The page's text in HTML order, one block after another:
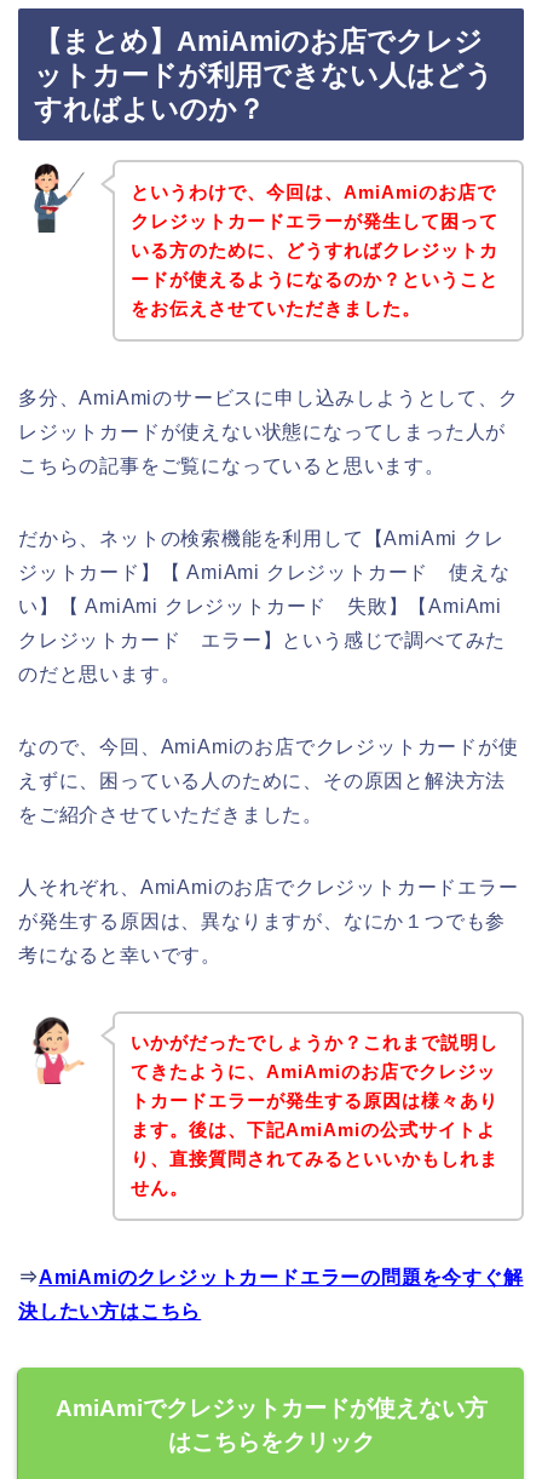
【まとめ】AmiAmiのお店でクレジ
ットカードが利用できない人はどう
すればよいのか？
というわけで、今回は、AmiAmiのお店で
クレジットカードエラーが発生して困って
いる方のために、どうすればクレジットカ
ードが使えるようになるのか？ということ
をお伝えさせていただきました。
多分、AmiAmiのサービスに申し込みしようとして、ク
レジットカードが使えない状態になってしまった人が
こちらの記事をご覧になっていると思います。
だから、ネットの検索機能を利用して【AmiAmi クレ
ジットカード】【 AmiAmi クレジットカード 使えな
い】【 AmiAmi クレジットカード 失敗】【AmiAmi
クレジットカード エラー】という感じで調べてみた
のだと思います。
なので、今回、AmiAmiのお店でクレジットカードが使
えずに、困っている人のために、その原因と解決方法
をご紹介させていただきました。
人それぞれ、AmiAmiのお店でクレジットカードエラー
が発生する原因は、異なりますが、なにか１つでも参
考になると幸いです。
いかがだったでしょうか？これまで説明し
てきたように、AmiAmiのお店でクレジッ
トカードエラーが発生する原因は様々あり
ます。後は、下記AmiAmiの公式サイトよ
り、直接質問されてみるといいかもしれま
せん。
⇒AmiAmiのクレジットカードエラーの問題を今すぐ解
決したい方はこちら
AmiAmiでクレジットカードが使えない方
はこちらをクリック